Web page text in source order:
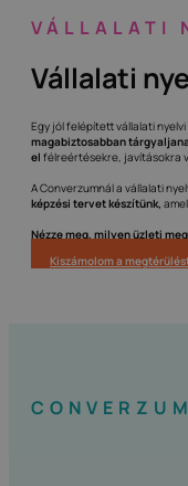
VÁLLALATI
Vállalati
Egy jól felépített vállalati
magabiztosabban
el félreértésekre, javításokra
A Converzumnál a vállalati
képzési tervet készítünk,
Nézze meg, milyen üzleti
Kiszámolom a